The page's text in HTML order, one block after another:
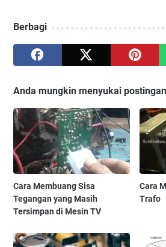
Berbagi
Anda mungkin menyukai
Cara Membuang Sisa
Tegangan yang Masih
Tersimpan di Mesin TV
Cara
Trafo